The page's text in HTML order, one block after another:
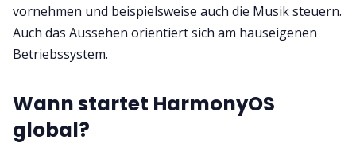
vornehmen und beispielsweise auch die Musik steuern.
Auch das Aussehen orientiert sich am hauseigenen
Betriebssystem.
Wann startet HarmonyOS
global?